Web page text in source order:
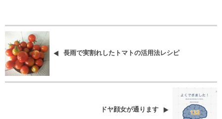
長雨で実割れしたトマトの活用法レシピ
ドヤ顔女が通ります